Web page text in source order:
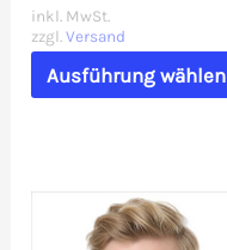
inkl. MwSt.
zzgl.Versand
Ausführung wählen